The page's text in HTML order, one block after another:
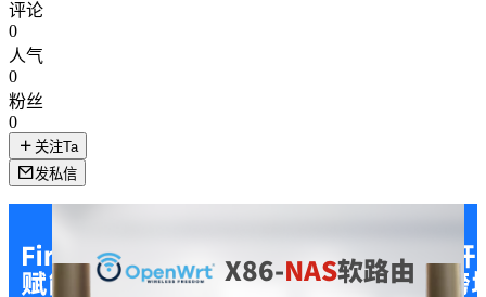
评论
0
人气
0
粉丝
0
关注Ta
发私信